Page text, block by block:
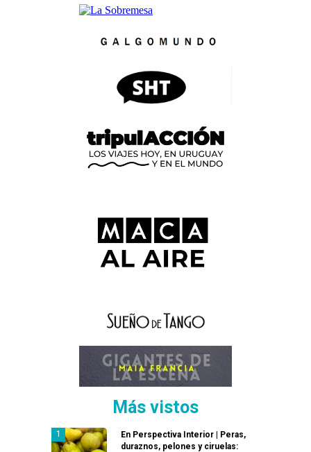
Más vistos
En Perspectiva Interior | Peras,
duraznos, pelones y ciruelas: